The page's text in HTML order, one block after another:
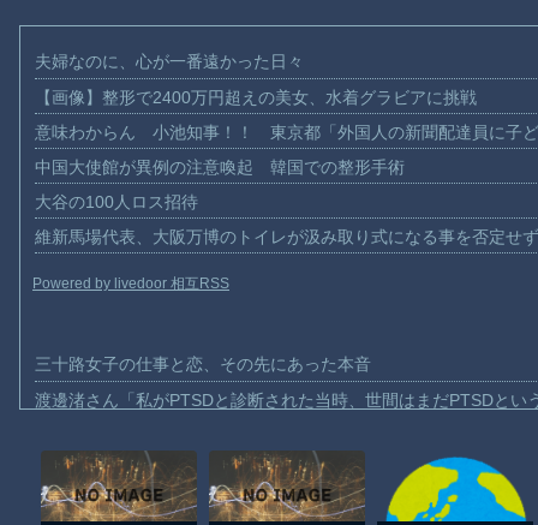
夫婦なのに、心が一番遠かった日々
【画像】整形で2400万円超えの美女、水着グラビアに挑戦
意味わからん 小池知事！！ 東京都「外国人の新聞配達員に子
中国大使館が異例の注意喚起 韓国での整形手術
大谷の100人ロス招待
維新馬場代表、大阪万博のトイレが汲み取り式になる事を否定せ
Powered by livedoor 相互RSS
三十路女子の仕事と恋、その先にあった本音
渡邊渚さん「私がPTSDと診断された当時、世間はまだPTSDとい
【朗報】Amazon、汗が飛び散る灼熱の「マンガ毎週末セール（
【動画】高速道路を走行中の車からリアガラスが飛んでくる事故(